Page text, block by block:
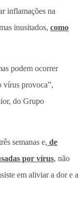
inflamações na
inusitados, como
podem ocorrer
vírus provoca”,
do Grupo
semanas e, de
por vírus, não
em aliviar a dor e a